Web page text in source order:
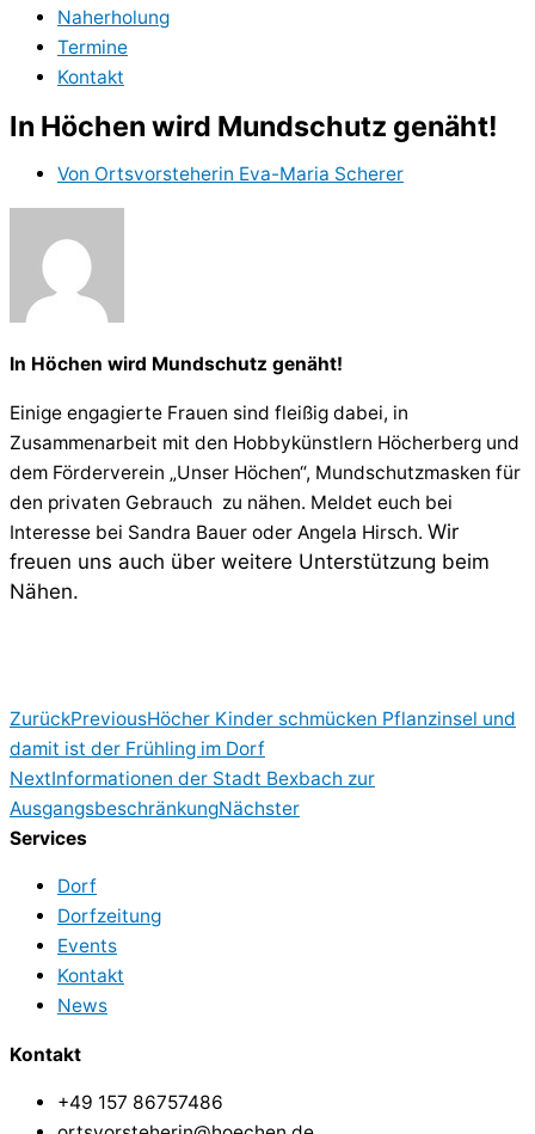
Naherholung
Termine
Kontakt
In Höchen wird Mundschutz genäht!
Von Ortsvorsteherin Eva-Maria Scherer
In Höchen wird Mundschutz genäht!
Einige engagierte Frauen sind fleißig dabei, in
Zusammenarbeit mit den Hobbykünstlern Höcherberg und
dem Förderverein „Unser Höchen“, Mundschutzmasken für
den privaten Gebrauch zu nähen. Meldet euch bei
Interesse bei Sandra Bauer oder Angela Hirsch. Wir
freuen uns auch über weitere Unterstützung beim
Nähen.
ZurückPreviousHöcher Kinder schmücken Pflanzinsel und
damit ist der Frühling im Dorf
NextInformationen der Stadt Bexbach zur
AusgangsbeschränkungNächster
Services
Dorf
Dorfzeitung
Events
Kontakt
News
Kontakt
+49 157 86757486